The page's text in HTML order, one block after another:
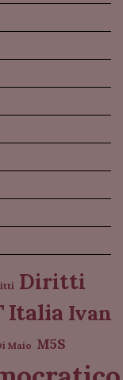
Diritti
Italia Ivan
Maio M5S